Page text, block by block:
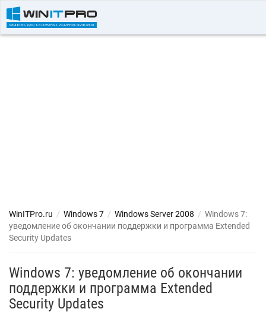
WinITPro.ru / Windows 7 / Windows Server 2008 / Windows 7:
уведомление об окончании поддержки и программа Extended
Security Updates
Windows 7: уведомление об окончании
поддержки и программа Extended
Security Updates